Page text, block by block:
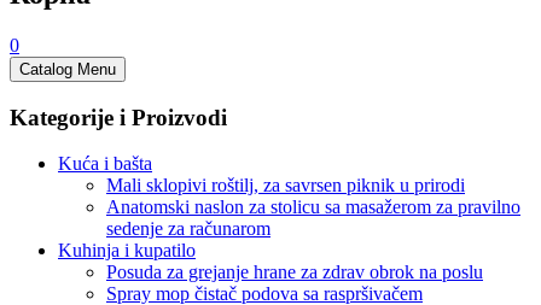
0
Catalog Menu
Kategorije i Proizvodi
Kuća i bašta
Mali sklopivi roštilj, za savrsen piknik u prirodi
Anatomski naslon za stolicu sa masažerom za pravilno
sedenje za računarom
Kuhinja i kupatilo
Posuda za grejanje hrane za zdrav obrok na poslu
Spray mop čistač podova sa raspršivačem